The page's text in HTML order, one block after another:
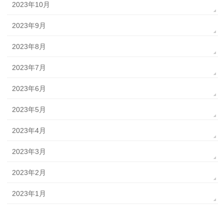
2023年10月
2023年9月
2023年8月
2023年7月
2023年6月
2023年5月
2023年4月
2023年3月
2023年2月
2023年1月